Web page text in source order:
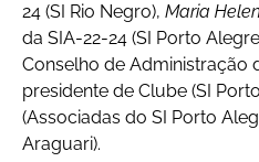
24 (SI Rio Negro), Maria
da SIA-22-24 (SI Porto
Conselho de Administração
presidente de Clube (SI
(Associadas do SI Porto
Araguari).